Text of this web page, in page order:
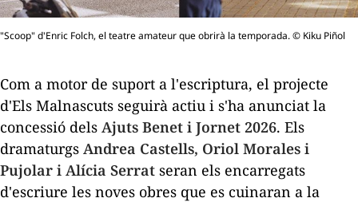
"Scoop" d'Enric Folch, el teatre amateur que obrirà la temporada. © Kiku Piñol
Com a motor de suport a l'escriptura, el projecte
d'Els Malnascuts seguirà actiu i s'ha anunciat la
concessió dels Ajuts Benet i Jornet 2026. Els
dramaturgs Andrea Castells, Oriol Morales i
Pujolar i Alícia Serrat seran els encarregats
d'escriure les noves obres que es cuinaran a la